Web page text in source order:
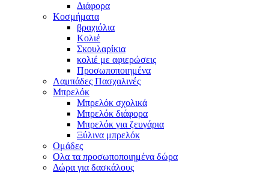
Διάφορα
Κοσμήματα
βραχιόλια
Kολιέ
Σκουλαρίκια
κολιέ με αφιερώσεις
Προσωποποιημένα
Λαμπάδες Πασχαλινές
Μπρελόκ
Μπρελόκ σχολικά
Μπρελόκ διάφορα
Μπρελόκ για ζευγάρια
Ξύλινα μπρελόκ
Ομάδες
Ολα τα προσωποποιημένα δώρα
Δώρα για δασκάλους